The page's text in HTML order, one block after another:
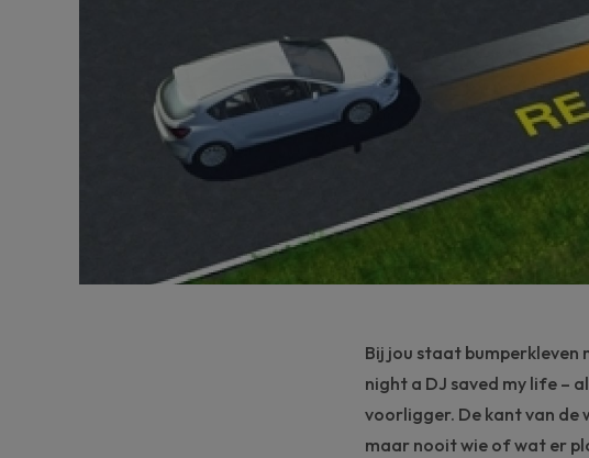
Bij jou staat bumperkleven
night a DJ saved my life –
voorligger. De kant van de
maar nooit wie of wat er